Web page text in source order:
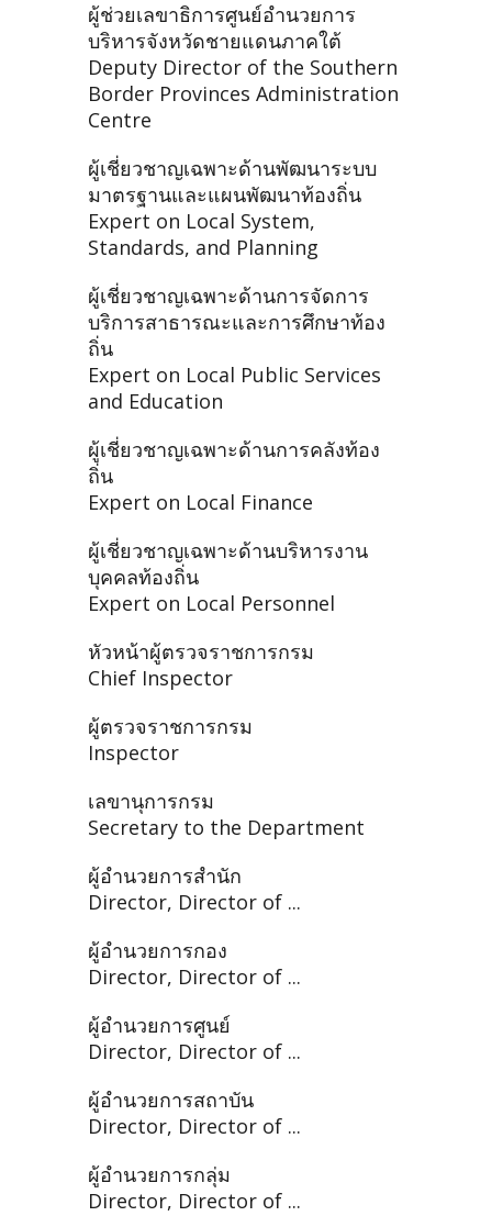
ผู้ช่วยเลขาธิการศูนย์อำนวยการ
บริหารจังหวัดชายแดนภาคใต้
Deputy Director of the Southern
Border Provinces Administration
Centre
ผู้เชี่ยวชาญเฉพาะด้านพัฒนาระบบ
มาตรฐานและแผนพัฒนาท้องถิ่น
Expert on Local System,
Standards, and Planning
ผู้เชี่ยวชาญเฉพาะด้านการจัดการ
บริการสาธารณะและการศึกษาท้อง
ถิ่น
Expert on Local Public Services
and Education
ผู้เชี่ยวชาญเฉพาะด้านการคลังท้อง
ถิ่น
Expert on Local Finance
ผู้เชี่ยวชาญเฉพาะด้านบริหารงาน
บุคคลท้องถิ่น
Expert on Local Personnel
หัวหน้าผู้ตรวจราชการกรม
Chief Inspector
ผู้ตรวจราชการกรม
Inspector
เลขานุการกรม
Secretary to the Department
ผู้อำนวยการสำนัก
Director, Director of ...
ผู้อำนวยการกอง
Director, Director of ...
ผู้อำนวยการศูนย์
Director, Director of ...
ผู้อำนวยการสถาบัน
Director, Director of ...
ผู้อำนวยการกลุ่ม
Director, Director of ...